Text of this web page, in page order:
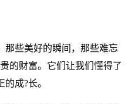
那些美好的瞬间，那些难忘
的财富。它们让我们懂得了
成?长。